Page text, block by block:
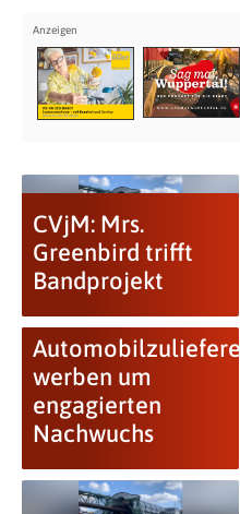
CVjM: Mrs.
Greenbird trifft
Bandprojekt
Automobilzulieferer
werben um
engagierten
Nachwuchs